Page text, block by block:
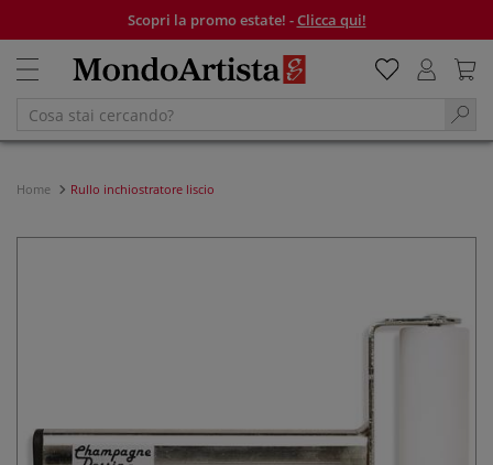
Scopri la promo estate! -Clicca qui!
Home Rullo inchiostratore liscio